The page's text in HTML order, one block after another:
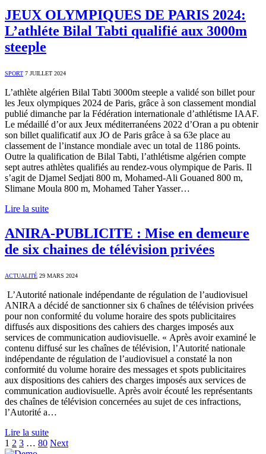
JEUX OLYMPIQUES DE PARIS 2024:
L’athléte Bilal Tabti qualifié aux 3000m
steeple
SPORT 7 JUILLET 2024
L’athlète algérien Bilal Tabti 3000m steeple a validé son billet pour
les Jeux olympiques 2024 de Paris, grâce à son classement mondial
publié dimanche par la Fédération internationale d’athlétisme IAAF.
Le médaillé d’or aux Jeux méditerranéens 2022 d’Oran a pu obtenir
son billet qualificatif aux JO de Paris grâce à sa 63e place au
classement de l’instance mondiale avec un total de 1186 points.
Outre la qualification de Bilal Tabti, l’athlétisme algérien compte
sept autres athlètes qualifiés au rendez-vous olympique de Paris. Il
s’agit de Djamel Sedjati 800 m, Mohamed-Ali Gouaned 800 m,
Slimane Moula 800 m, Mohamed Taher Yasser…
Lire la suite
ANIRA-PUBLICITE : Mise en demeure
de six chaines de télévision privées
ACTUALITÉ 29 MARS 2024
L’Autorité nationale indépendante de régulation de l’audiovisuel
ANIRA a décidé de sanctionner six 6 chaînes de télévision privées
pour non conformité du volume horaire des spots publicitaires
diffusés aux dispositions des cahiers des charges imposés aux
services de communication audiovisuelle. « Après avoir examiné le
contenu diffusé sur les chaînes de télévision, l’Autorité nationale
indépendante de régulation de l’audiovisuel a constaté la non
conformité du volume horaire des messages et spots publicitaires
aux dispositions des cahiers des charges imposés aux services de
communication audiovisuelle. Après avoir écouté les représentants
des chaînes de télévision concernées au sujet de ces infractions,
l’Autorité a…
Lire la suite
1 2 3 … 80 Next